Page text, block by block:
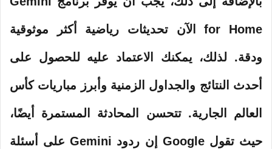
for Home الآن تحديثات رياضية أكثر موثوقية
ودقة. لذلك، يمكنك الاعتماد عليه للحصول على
أحدث النتائج والجداول الزمنية وأبرز مباريات كأس
العالم الجارية. تتحسن المحادثة المستمرة أيضًا،
حيث تقول Google إن ردود Gemini على أسئلة